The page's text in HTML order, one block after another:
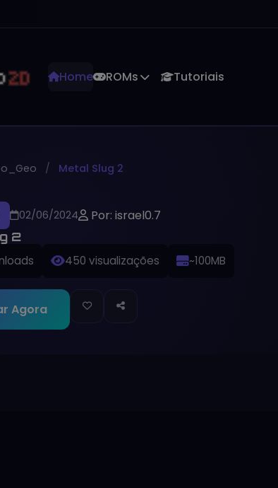
Home ROMs Tutoriais
Metal Slug 2
02/06/2024 Por: israel0.7
2
450 visualizações ~100MB
Agora